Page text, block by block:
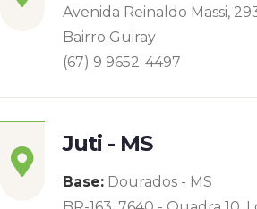
Avenida Reinaldo Massi,
Bairro Guiray
(67) 9 9652-4497
Juti - MS
Base: Dourados - MS